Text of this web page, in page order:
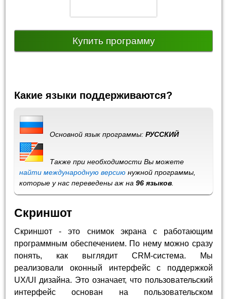
Купить программу
Какие языки поддерживаются?
Основной язык программы:РУССКИЙ
Также при необходимости Вы можете
найти международную версию нужной программы,
которые у нас переведены аж на96 языков
Скриншот
Скриншот - это снимок экрана с работающим
программным обеспечением. По нему можно сразу
понять, как выглядит CRM-система. Мы
реализовали оконный интерфейс с поддержкой
UX/UI дизайна. Это означает, что пользовательский
интерфейс основан на пользовательском